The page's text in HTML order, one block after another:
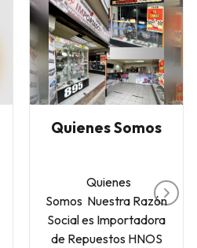
Quienes Somos
Quienes
Somos Nuestra Razón
Social es Importadora
de Repuestos HNOS